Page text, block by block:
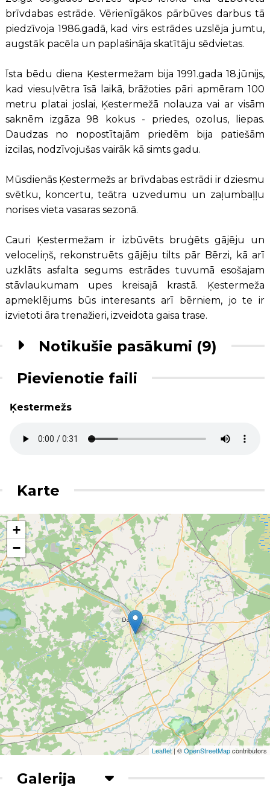
brīvdabas estrāde. Vērienīgākos pārbūves darbus tā
piedzīvoja 1986.gadā, kad virs estrādes uzslēja jumtu,
augstāk pacēla un paplašināja skatītāju sēdvietas.
Īsta bēdu diena Ķestermežam bija 1991.gada 18.jūnijs,
kad viesuļvētra īsā laikā, brāžoties pāri apmēram 100
metru platai joslai, Ķestermežā nolauza vai ar visām
saknēm izgāza 98 kokus - priedes, ozolus, liepas.
Daudzas no nopostītajām priedēm bija patiešām
izcilas, nodzīvojušas vairāk kā simts gadu.
Mūsdienās Ķestermežs ar brīvdabas estrādi ir dziesmu
svētku, koncertu, teātra uzvedumu un zaļumbaļļu
norises vieta vasaras sezonā.
Cauri Ķestermežam ir izbūvēts bruģēts gājēju un
veloceliņš, rekonstruēts gājēju tilts pār Bērzi, kā arī
uzklāts asfalta segums estrādes tuvumā esošajam
stāvlaukumam upes kreisajā krastā. Ķestermeža
apmeklējums būs interesants arī bērniem, jo te ir
izvietoti āra trenažieri, izveidota gaisa trase.
Notikušie pasākumi (9)
Pievienotie faili
Ķestermežs
Karte
+
−
Leaflet| ©OpenStreetMapcontributors
Galerija